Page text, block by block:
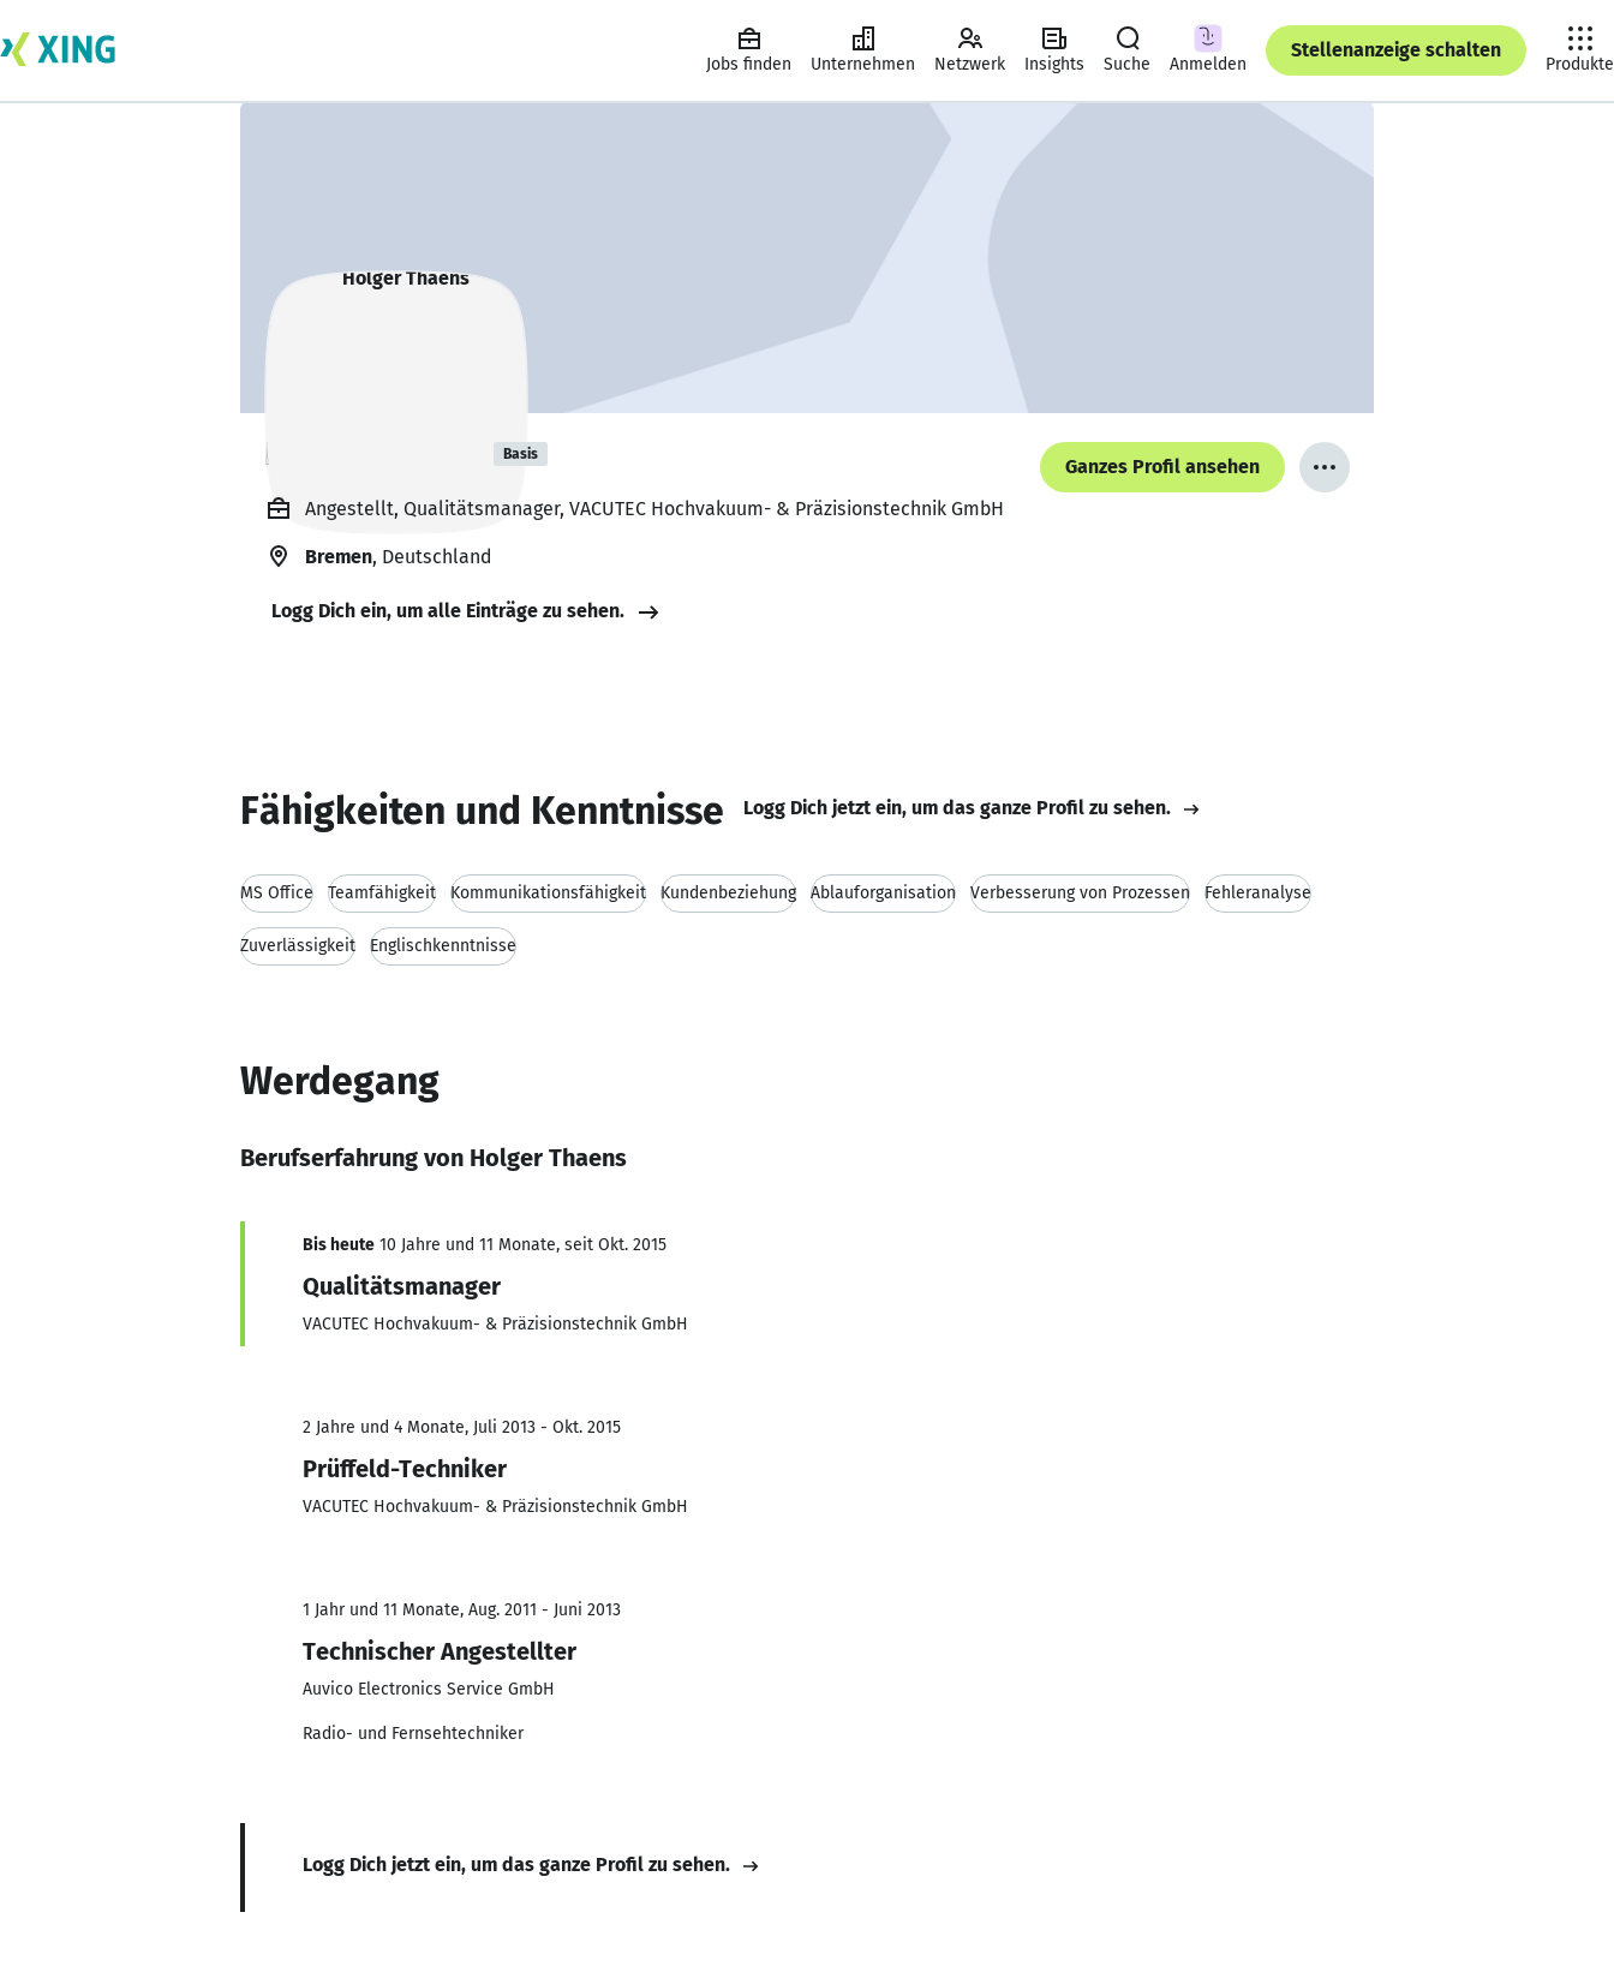
Jobs finden Unternehmen Netzwerk Insights Suche Anmelden
Stellenanzeige schalten
Produkte
Holger Thaens Basis
Ganzes Profil ansehen
Angestellt, Qualitätsmanager, VACUTEC Hochvakuum- & Präzisionstechnik GmbH
Bremen, Deutschland
Logg Dich ein, um alle Einträge zu sehen.
Fähigkeiten und Kenntnisse Logg Dich jetzt ein, um das ganze Profil zu sehen.
MS Office Teamfähigkeit Kommunikationsfähigkeit Kundenbeziehung Ablauforganisation Verbesserung von Prozessen Fehleranalyse
Zuverlässigkeit Englischkenntnisse
Werdegang
Berufserfahrung von Holger Thaens
Bis heute 10 Jahre und 11 Monate, seit Okt. 2015
Qualitätsmanager
VACUTEC Hochvakuum- & Präzisionstechnik GmbH
2 Jahre und 4 Monate, Juli 2013 - Okt. 2015
Prüffeld-Techniker
VACUTEC Hochvakuum- & Präzisionstechnik GmbH
1 Jahr und 11 Monate, Aug. 2011 - Juni 2013
Technischer Angestellter
Auvico Electronics Service GmbH
Radio- und Fernsehtechniker
Logg Dich jetzt ein, um das ganze Profil zu sehen.